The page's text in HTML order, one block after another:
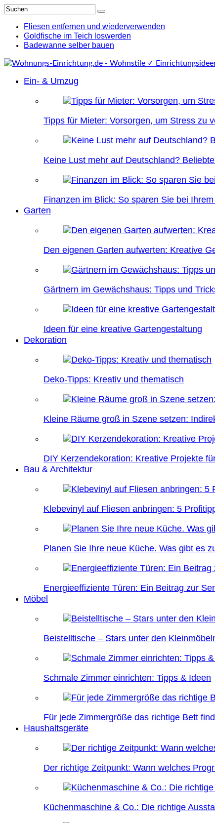
Fliesen entfernen und wiederverwenden
Goldfische im Teich loswerden
Badewanne selber bauen
Ein- & Umzug
Tipps für Mieter: Vorsorgen, um Stress zu
Keine Lust mehr auf Deutschland?
Finanzen im Blick: So sparen Sie bei
Garten
Den eigenen Garten aufwerten: Kreative
Gärtnern im Gewächshaus: Tipps und
Ideen für eine kreative Gartengestaltung
Dekoration
Deko-Tipps: Kreativ und thematisch
Kleine Räume groß in Szene setzen:
DIY Kerzendekoration: Kreative Projekte
Bau & Architektur
Klebevinyl auf Fliesen anbringen: 5
Planen Sie Ihre neue Küche. Was gibt es
Energieeffiziente Türen: Ein Beitrag zur
Möbel
Beistelltische – Stars unter den
Schmale Zimmer einrichten: Tipps & Ideen
Für jede Zimmergröße das richtige Bett
Haushaltsgeräte
Der richtige Zeitpunkt: Wann welches
Küchenmaschine & Co.: Die richtige